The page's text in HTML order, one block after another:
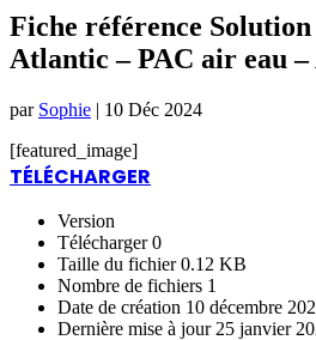
Fiche référence
Atlantic – PAC air eau –
par Sophie | 10 Déc 2024
[featured_image]
TÉLÉCHARGER
Version
Télécharger0
Taille du fichier0.12 KB
Nombre de fichiers 1
Date de création 10 décembre
Dernière mise à jour 25 janvier